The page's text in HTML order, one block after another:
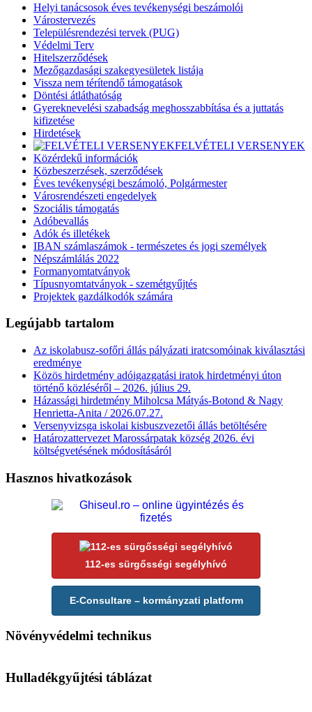
Helyi tanácsosok éves tevékenységi beszámolói
Várostervezés
Településrendezési tervek (PUG)
Védelmi Terv
Hitelszerződések
Mezőgazdasági szakegyesületek listája
Vissza nem térítendő támogatások
Döntési átláthatóság
Gyereknevelési szabadság meghosszabbítása és a juttatás
kifizetése
Hirdetések
FELVÉTELI VERSENYEK
Közérdekű információk
Közbeszerzések, szerződések
Éves tevékenységi beszámoló, Polgármester
Városrendészeti engedelyek
Szociális támogatás
Adóbevallás
Adók és illetékek
IBAN számlaszámok - természetes és jogi személyek
Népszámlálás 2022
Formanyomtatványok
Típusnyomtatványok - szemétgyűjtés
Projektek gazdálkodók számára
Legújabb tartalom
Az iskolabusz-sofőri állás pályázati iratcsomóinak kiválasztási
eredménye
Közös hirdetmény adóigazgatási iratok hirdetményi úton
történő közléséről – 2026. július 29.
Házassági hirdetmény Miholcsa Mátyás-Botond & Nagy
Henrietta-Anita / 2026.07.27.
Versenyvizsga iskolai kisbuszvezetői állás betöltésére
Határozattervezet Marossárpatak község 2026. évi
költségvetésének módosításáról
Hasznos hivatkozások
112-es sürgősségi segélyhívó
E-Consultare – kormányzati platform
Növényvédelmi technikus
Hulladékgyűjtési táblázat